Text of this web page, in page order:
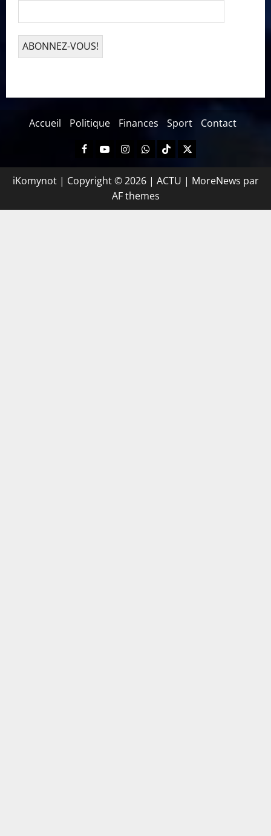
Accueil Politique Finances Sport Contact
iKomynot | Copyright © 2026 | ACTU | MoreNews par
AF themes